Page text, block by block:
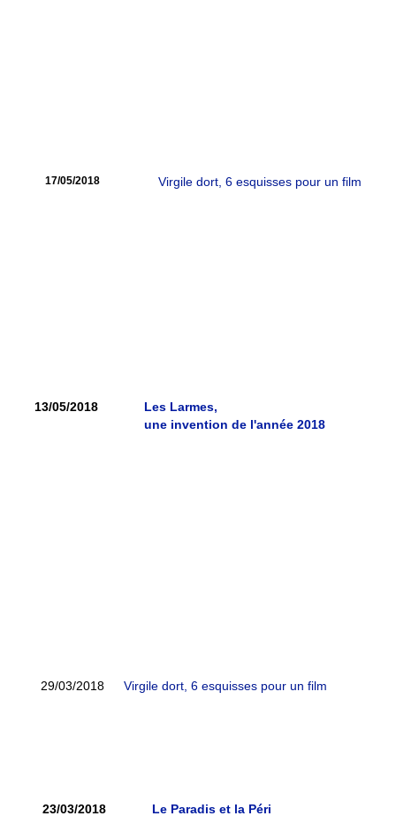
Le Paradis et la Péri
23/03/2018
29/03/2018 Virgile dort, 6 esquisses pour un film
Les Larmes,
une invention de l'année 2018
13/05/2018
17/05/2018 Virgile dort, 6 esquisses pour un film